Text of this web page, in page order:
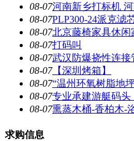
08-07河南新乡打标机
08-07PLP300-24派克滤
08-07北京藤椅家具休闲
08-07打码叫
08-07武汉防爆挠性连接
08-07【深圳烤箱】
08-07“温州环氧树脂地
08-07专业承建游艇码头
08-07熏蒸木桶-香柏木-
求购信息